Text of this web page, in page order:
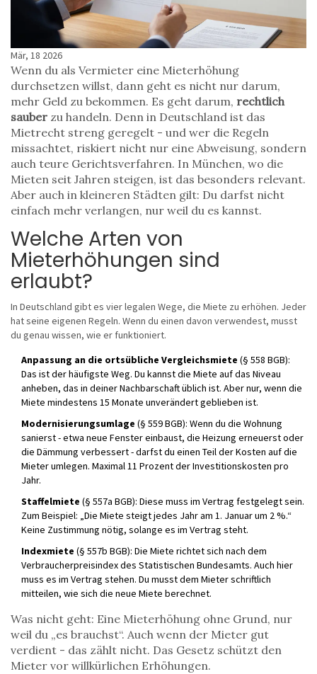
Mär, 18 2026
Wenn du als Vermieter eine Mieterhöhung
durchsetzen willst, dann geht es nicht nur darum,
mehr Geld zu bekommen. Es geht darum, rechtlich
sauber zu handeln. Denn in Deutschland ist das
Mietrecht streng geregelt - und wer die Regeln
missachtet, riskiert nicht nur eine Abweisung, sondern
auch teure Gerichtsverfahren. In München, wo die
Mieten seit Jahren steigen, ist das besonders relevant.
Aber auch in kleineren Städten gilt: Du darfst nicht
einfach mehr verlangen, nur weil du es kannst.
Welche Arten von
Mieterhöhungen sind
erlaubt?
In Deutschland gibt es vier legalen Wege, die Miete zu erhöhen. Jeder
hat seine eigenen Regeln. Wenn du einen davon verwendest, musst
du genau wissen, wie er funktioniert.
Anpassung an die ortsübliche Vergleichsmiete (§ 558 BGB):
Das ist der häufigste Weg. Du kannst die Miete auf das Niveau
anheben, das in deiner Nachbarschaft üblich ist. Aber nur, wenn die
Miete mindestens 15 Monate unverändert geblieben ist.
Modernisierungsumlage (§ 559 BGB): Wenn du die Wohnung
sanierst - etwa neue Fenster einbaust, die Heizung erneuerst oder
die Dämmung verbessert - darfst du einen Teil der Kosten auf die
Mieter umlegen. Maximal 11 Prozent der Investitionskosten pro
Jahr.
Staffelmiete (§ 557a BGB): Diese muss im Vertrag festgelegt sein.
Zum Beispiel: „Die Miete steigt jedes Jahr am 1. Januar um 2 %.“
Keine Zustimmung nötig, solange es im Vertrag steht.
Indexmiete (§ 557b BGB): Die Miete richtet sich nach dem
Verbraucherpreisindex des Statistischen Bundesamts. Auch hier
muss es im Vertrag stehen. Du musst dem Mieter schriftlich
mitteilen, wie sich die neue Miete berechnet.
Was nicht geht: Eine Mieterhöhung ohne Grund, nur
weil du „es brauchst“. Auch wenn der Mieter gut
verdient - das zählt nicht. Das Gesetz schützt den
Mieter vor willkürlichen Erhöhungen.